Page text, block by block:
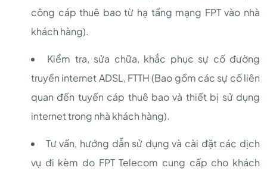
công cáp thuê bao từ hạ tầng mạng FPT vào nhà
khách hàng).
Kiểm tra, sửa chữa, khắc phục sự cố đường
truyền internet ADSL, FTTH (Bao gồm các sự cố liên
quan đến tuyến cáp thuê bao và thiết bị sử dụng
internet trong nhà khách hàng).
Tư vấn, hướng dẫn sử dụng và cài đặt các dịch
vụ đi kèm do FPT Telecom cung cấp cho khách